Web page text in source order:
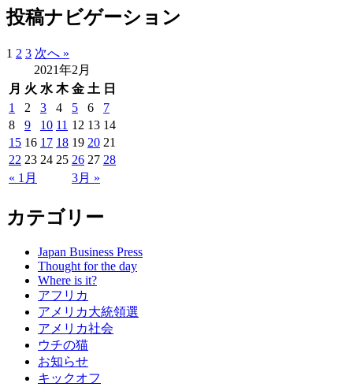
投稿ナビゲーション
1 2 3 次へ »
2021年2月
月 火 水 木 金 土 日
« 1月 3月 »
1 2 3 4 5 6
7
8
9 10 11 12 13 14
15 16 17 18 19 20 21
22 23 24 25 26 27 28
カテゴリー
Japan Business Press
Thought for the day
Where is it?
アフリカ
アメリカ大統領選
アメリカ社会
ウチの猫
お知らせ
キックオフ